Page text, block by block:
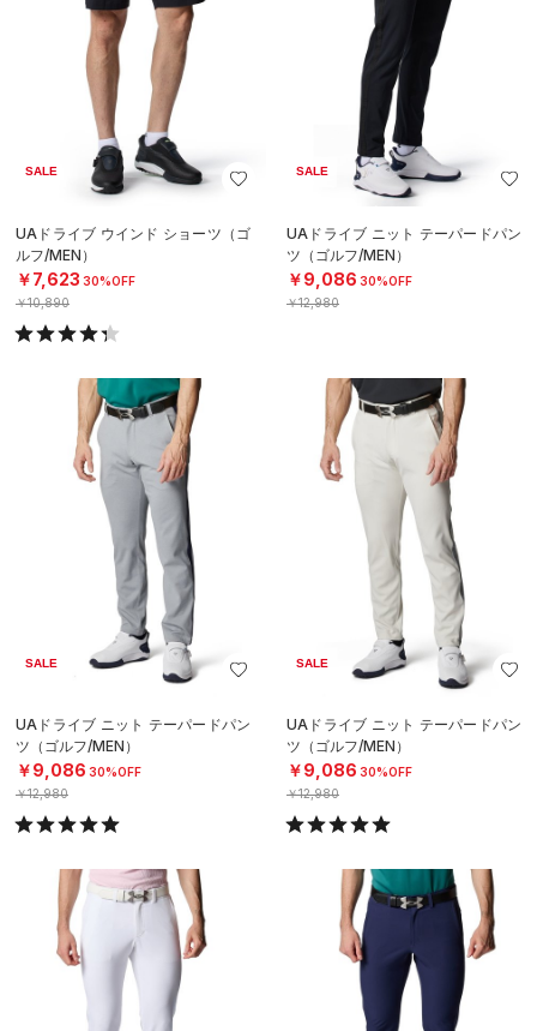
SALE
UAドライブ ウインド ショーツ（ゴ
ルフ/MEN）
￥7,623 30%OFF
￥10,890
SALE
UAドライブ ニット テーパードパン
ツ（ゴルフ/MEN）
￥9,086 30%OFF
￥12,980
SALE
UAドライブ ニット テーパードパン
ツ（ゴルフ/MEN）
￥9,086 30%OFF
￥12,980
SALE
UAドライブ ニット テーパードパン
ツ（ゴルフ/MEN）
￥9,086 30%OFF
￥12,980